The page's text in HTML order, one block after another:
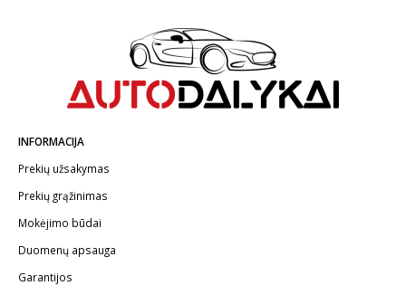
INFORMACIJA
Prekių užsakymas
Prekių grąžinimas
Mokėjimo būdai
Duomenų apsauga
Garantijos